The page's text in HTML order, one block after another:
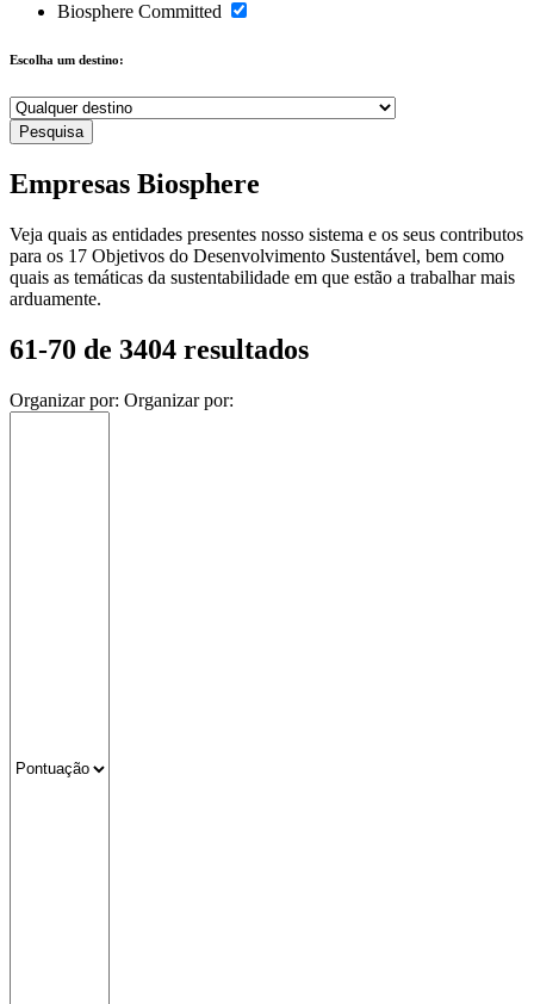
Biosphere Committed
Escolha um destino:
Empresas Biosphere
Veja quais as entidades presentes nosso sistema e os seus contributos
para os 17 Objetivos do Desenvolvimento Sustentável, bem como
quais as temáticas da sustentabilidade em que estão a trabalhar mais
arduamente.
61-70 de 3404 resultados
Organizar por: Organizar por: